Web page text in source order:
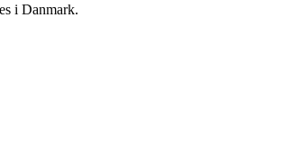
i Danmark.